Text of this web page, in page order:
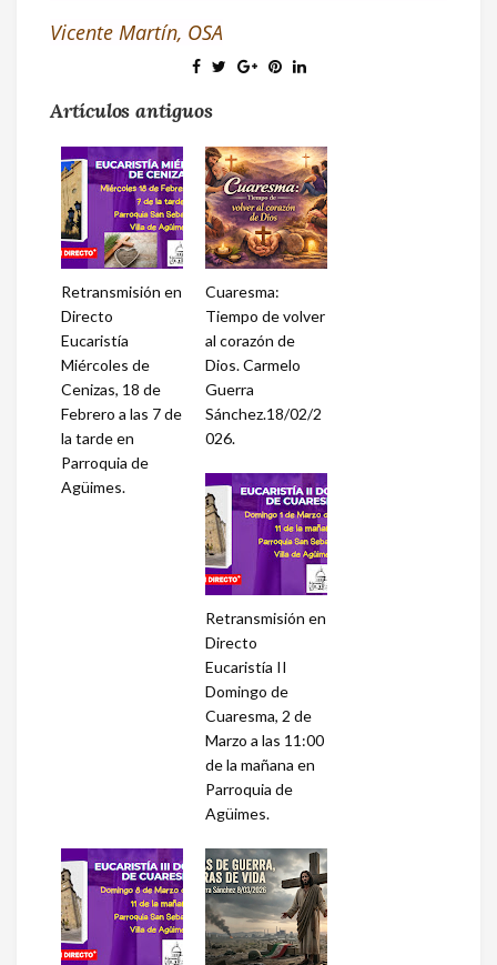
Vicente Martín, OSA
Artículos antiguos
Retransmisión en
Directo
Eucaristía
Miércoles de
Cenizas, 18 de
Febrero a las 7 de
la tarde en
Parroquia de
Agüimes.
Cuaresma:
Tiempo de volver
al corazón de
Dios. Carmelo
Guerra
Sánchez.18/02/2
026.
Retransmisión en
Directo
Eucaristía II
Domingo de
Cuaresma, 2 de
Marzo a las 11:00
de la mañana en
Parroquia de
Agüimes.